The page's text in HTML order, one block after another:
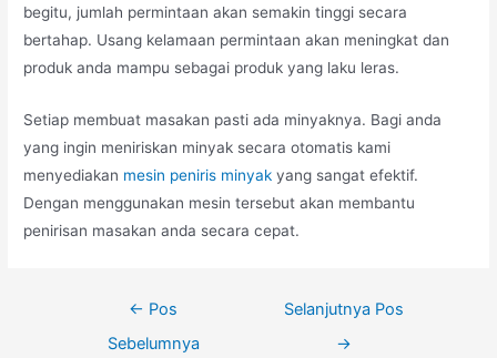
begitu, jumlah permintaan akan semakin tinggi secara
bertahap. Usang kelamaan permintaan akan meningkat dan
produk anda mampu sebagai produk yang laku leras.
Setiap membuat masakan pasti ada minyaknya. Bagi anda
yang ingin meniriskan minyak secara otomatis kami
menyediakan mesin peniris minyak yang sangat efektif.
Dengan menggunakan mesin tersebut akan membantu
penirisan masakan anda secara cepat.
← Pos
Sebelumnya
Selanjutnya Pos
→